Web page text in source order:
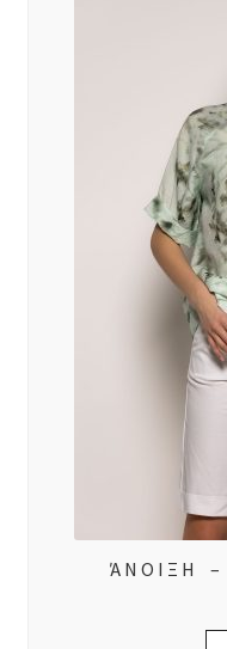
ΆΝΟΙΞΗ –